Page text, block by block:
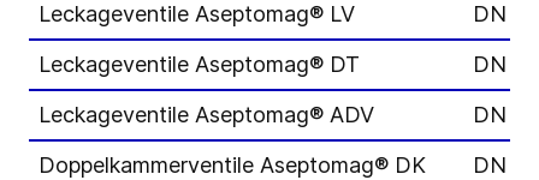
Leckageventile Aseptomag® LV
DN
Leckageventile Aseptomag® DT
DN
Leckageventile Aseptomag® ADV
DN
Doppelkammerventile Aseptomag® DK
DN